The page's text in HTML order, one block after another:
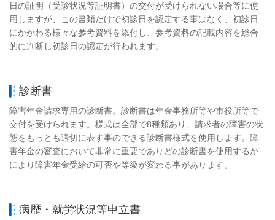
日の証明（受診状況等証明書）の交付が受けられない場合等に使
用しますが、この書類だけで初診日を認定する事はなく、初診日
にかかわる様々な参考資料を添付し、参考資料の記載内容を総合
的に判断し初診日の認定が行われます。
診断書
障害年金請求専用の診断書。診断書は年金事務所等や市役所等で
交付を受けられます。様式は全部で8種類あり、請求者の障害の状
態をもっとも適切に表す事のできる診断書様式を使用します。障
害年金の審査において非常に重要でありどの診断書を使用するか
により障害年金受給の可否や等級が変わる事があります。
病歴・就労状況等申立書